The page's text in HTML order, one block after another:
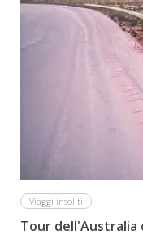
Viaggi insoliti
Tour dell'Australia